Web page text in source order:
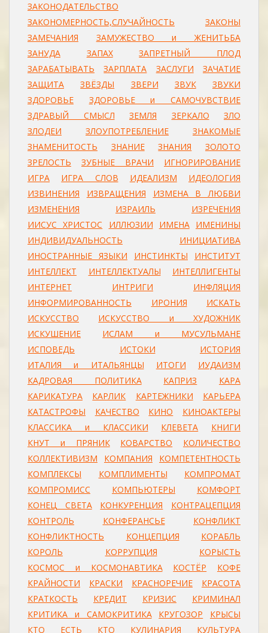
ЗАКОНОДАТЕЛЬСТВО
ЗАКОНОМЕРНОСТЬ,СЛУЧАЙНОСТЬ
ЗАКОНЫ
ЗАМЕЧАНИЯ
ЗАМУЖЕСТВО и ЖЕНИТЬБА
ЗАНУДА
ЗАПАХ
ЗАПРЕТНЫЙ ПЛОД
ЗАРАБАТЫВАТЬ
ЗАРПЛАТА ЗАСЛУГИ
ЗАЧАТИЕ
ЗАЩИТА
ЗВЁЗДЫ ЗВЕРИ ЗВУК
ЗВУКИ
ЗДОРОВЬЕ
ЗДОРОВЬЕ и САМОЧУВСТВИЕ
ЗДРАВЫЙ СМЫСЛ
ЗЕМЛЯ ЗЕРКАЛО
ЗЛО
ЗЛОДЕИ
ЗЛОУПОТРЕБЛЕНИЕ
ЗНАКОМЫЕ
ЗНАМЕНИТОСТЬ
ЗНАНИЕ ЗНАНИЯ
ЗОЛОТО
ЗРЕЛОСТЬ
ЗУБНЫЕ ВРАЧИ
ИГНОРИРОВАНИЕ
ИГРА
ИГРА СЛОВ ИДЕАЛИЗМ
ИДЕОЛОГИЯ
ИЗВИНЕНИЯ
ИЗВРАЩЕНИЯ
ИЗМЕНА В ЛЮБВИ
ИЗМЕНЕНИЯ
ИЗРАИЛЬ
ИЗРЕЧЕНИЯ
ИИСУС ХРИСТОС
ИЛЛЮЗИИ ИМЕНА ИМЕНИНЫ
ИНДИВИДУАЛЬНОСТЬ
ИНИЦИАТИВА
ИНОСТРАННЫЕ ЯЗЫКИ
ИНСТИНКТЫ
ИНСТИТУТ
ИНТЕЛЛЕКТ
ИНТЕЛЛЕКТУАЛЫ
ИНТЕЛЛИГЕНТЫ
ИНТЕРНЕТ
ИНТРИГИ
ИНФЛЯЦИЯ
ИНФОРМИРОВАННОСТЬ
ИРОНИЯ
ИСКАТЬ
ИСКУССТВО
ИСКУССТВО и ХУДОЖНИК
ИСКУШЕНИЕ
ИСЛАМ и МУСУЛЬМАНЕ
ИСПОВЕДЬ
ИСТОКИ
ИСТОРИЯ
ИТАЛИЯ и ИТАЛЬЯНЦЫ
ИТОГИ
ИУДАИЗМ
КАДРОВАЯ ПОЛИТИКА
КАПРИЗ
КАРА
КАРИКАТУРА
КАРЛИК КАРТЕЖНИКИ
КАРЬЕРА
КАТАСТРОФЫ
КАЧЕСТВО КИНО
КИНОАКТЕРЫ
КЛАССИКА и КЛАССИКИ
КЛЕВЕТА
КНИГИ
КНУТ и ПРЯНИК
КОВАРСТВО
КОЛИЧЕСТВО
КОЛЛЕКТИВИЗМ
КОМПАНИЯ
КОМПЕТЕНТНОСТЬ
КОМПЛЕКСЫ
КОМПЛИМЕНТЫ
КОМПРОМАТ
КОМПРОМИСС
КОМПЬЮТЕРЫ
КОМФОРТ
КОНЕЦ СВЕТА
КОНКУРЕНЦИЯ
КОНТРАЦЕПЦИЯ
КОНТРОЛЬ
КОНФЕРАНСЬЕ
КОНФЛИКТ
КОНФЛИКТНОСТЬ
КОНЦЕПЦИЯ
КОРАБЛЬ
КОРОЛЬ
КОРРУПЦИЯ
КОРЫСТЬ
КОСМОС и КОСМОНАВТИКА
КОСТЁР
КОФЕ
КРАЙНОСТИ
КРАСКИ КРАСНОРЕЧИЕ
КРАСОТА
КРАТКОСТЬ
КРЕДИТ КРИЗИС
КРИМИНАЛ
КРИТИКА и САМОКРИТИКА
КРУГОЗОР
КРЫСЫ
КТО ЕСТЬ КТО
КУЛИНАРИЯ КУЛЬТУРА